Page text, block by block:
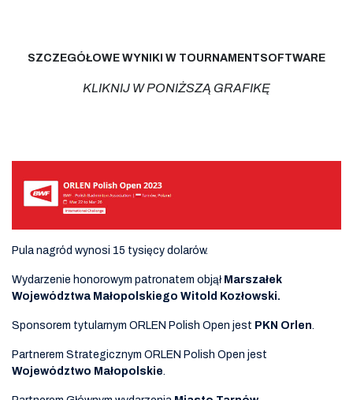
SZCZEGÓŁOWE WYNIKI W TOURNAMENTSOFTWARE
KLIKNIJ W PONIŻSZĄ GRAFIKĘ
Pula nagród wynosi 15 tysięcy dolarów.
Wydarzenie honorowym patronatem objął Marszałek
Województwa Małopolskiego Witold Kozłowski.
Sponsorem tytularnym ORLEN Polish Open jest PKN Orlen.
Partnerem Strategicznym ORLEN Polish Open jest
Województwo Małopolskie.